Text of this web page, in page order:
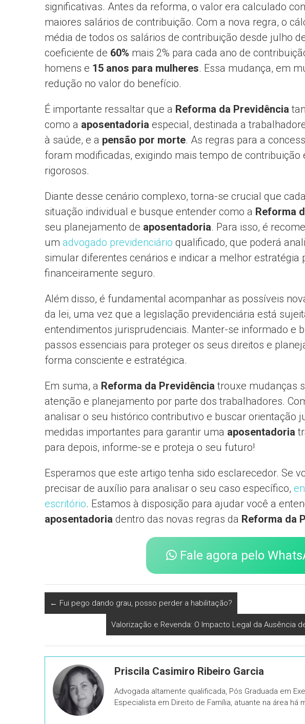
significativas. Antes da reforma, o valor era calculado
maiores salários de contribuição. Com a nova regra, o
média de todos os salários de contribuição desde julho
coeficiente de 60% mais 2% para cada ano de
homens e 15 anos para mulheres. Essa mudança, em
redução no valor do benefício.
É importante ressaltar que a Reforma da Previdência
como a aposentadoria especial, destinada a
à saúde, e a pensão por morte. As regras para a
foram modificadas, exigindo mais tempo de
rigorosos.
Diante desse cenário complexo, torna-se crucial que
situação individual e busque entender como a Reforma
seu planejamento de aposentadoria. Para isso, é
um advogado previdenciário qualificado, que poderá
simular diferentes cenários e indicar a melhor
financeiramente seguro.
Além disso, é fundamental acompanhar as possíveis
da lei, uma vez que a legislação previdenciária está
entendimentos jurisprudenciais. Manter-se informado e
passos essenciais para proteger os seus direitos e
forma consciente e estratégica.
Em suma, a Reforma da Previdência trouxe mudanças
atenção e planejamento por parte dos trabalhadores.
analisar o seu histórico contributivo e buscar orientação
medidas importantes para garantir uma aposentadoria
para depois, informe-se e proteja o seu futuro!
Esperamos que este artigo tenha sido esclarecedor. Se
precisar de auxílio para analisar o seu caso específico,
escritório. Estamos à disposição para ajudar você a
aposentadoria dentro das novas regras da Reforma da
Fale agora pelo
← Fui pego dando grau, posso perder a habilitação?
Valorização e Revenda: O Impacto Legal da Ausência
Priscila Casimiro Ribeiro Garcia
Advogada altamente qualificada, Pós Graduada em
Especialista em Direito de Família, atuante na área há